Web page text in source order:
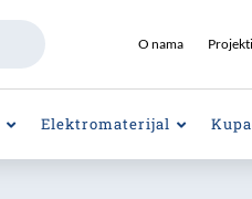
O nama Projekti
Elektromaterijal